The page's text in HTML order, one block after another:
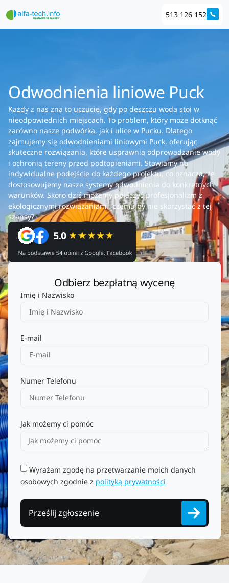
513 126 152
Odwodnienia liniowe Puck
Każdy z nas zna to uczucie, gdy po deszczu woda stoi w
nieodpowiednich miejscach. To problem, który może dotknąć
zarówno nasze podwórka, jak i ulice w Pucku. Dlatego
zajmujemy się odwodnieniami liniowymi Puck, oferując
skuteczne rozwiązania, które usprawnią odprowadzanie wody
i ochronią tereny przed podtopieniami. Stawiamy na
indywidualne podejście do każdego projektu, co oznacza, że
dostosowujemy nasze systemy odwodnienia do konkretnych
warunków. Skoro dziś możemy połączyć profesjonalizm z
ekologicznymi rozwiązaniami, czemu by nie skorzystać z tej
szansy?
Odbierz bezpłatną wycenę
Imię i Nazwisko
E-mail
Numer Telefonu
Jak możemy ci pomóc
Wyrażam zgodę na przetwarzanie moich danych
osobowych zgodnie z polityką prywatności
Prześlij zgłoszenie